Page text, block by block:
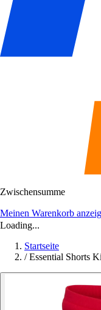
Zwischensumme
Meinen Warenkorb
Loading...
Startseite
/ Essential Shorts